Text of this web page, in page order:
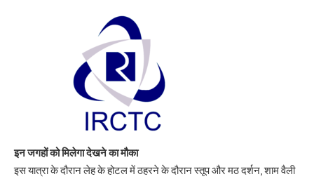
इन जगहों को मिलेगा देखने का मौका
इस यात्रा के दौरान लेह के होटल में ठहरने के दौरान स्तूप और मठ दर्शन, शाम वैली